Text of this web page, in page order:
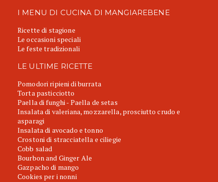
I MENU DI CUCINA DI MANGIAREBENE
Ricette di stagione
Le occasioni speciali
Le feste tradizionali
LE ULTIME RICETTE
Pomodori ripieni di burrata
Torta pasticciotto
Paella di funghi - Paella de setas
Insalata di valeriana, mozzarella, prosciutto crudo e
asparagi
Insalata di avocado e tonno
Crostoni di stracciatella e ciliegie
Cobb salad
Bourbon and Ginger Ale
Gazpacho di mango
Cookies per i nonni